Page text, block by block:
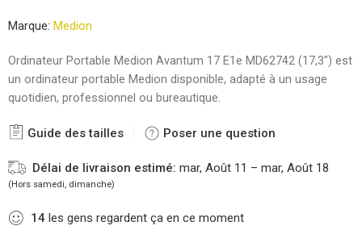
Marque: Medion
Ordinateur Portable Medion Avantum 17 E1e MD62742 (17,3″) est
un ordinateur portable Medion disponible, adapté à un usage
quotidien, professionnel ou bureautique.
Guide des tailles Poser une question
Délai de livraison estimé: mar, Août 11 – mar, Août 18
(Hors samedi, dimanche)
14 les gens regardent ça en ce moment